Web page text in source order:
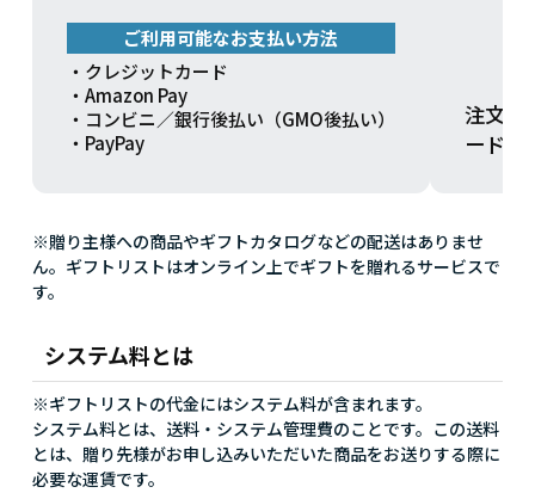
ご利用可能なお支払い方法
・クレジットカード
・Amazon Pay
・コンビニ／銀行後払い（GMO後払い）
・PayPay
注文方
ードを
※贈り主様への商品やギフトカタログなどの配送はありませ
ん。ギフトリストはオンライン上でギフトを贈れるサービスで
す。
システム料とは
※ギフトリストの代金にはシステム料が含まれます。
システム料とは、送料・システム管理費のことです。この送料
とは、贈り先様がお申し込みいただいた商品をお送りする際に
必要な運賃です。